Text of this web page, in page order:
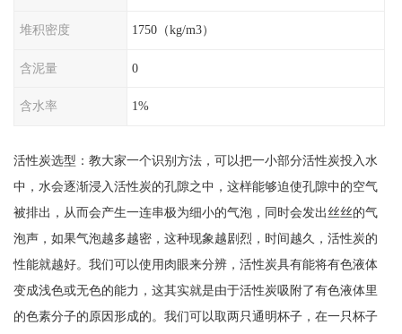
堆积密度 1750（kg/m3）
含泥量 0
含水率 1%
活性炭选型：教大家一个识别方法，可以把一小部分活性炭投入水
中，水会逐渐浸入活性炭的孔隙之中，这样能够迫使孔隙中的空气
被排出，从而会产生一连串极为细小的气泡，同时会发出丝丝的气
泡声，如果气泡越多越密，这种现象越剧烈，时间越久，活性炭的
性能就越好。我们可以使用肉眼来分辨，活性炭具有能将有色液体
变成浅色或无色的能力，这其实就是由于活性炭吸附了有色液体里
的色素分子的原因形成的。我们可以取两只通明杯子，在一只杯子